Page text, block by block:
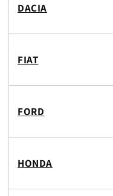
DACIA
FIAT
FORD
HONDA